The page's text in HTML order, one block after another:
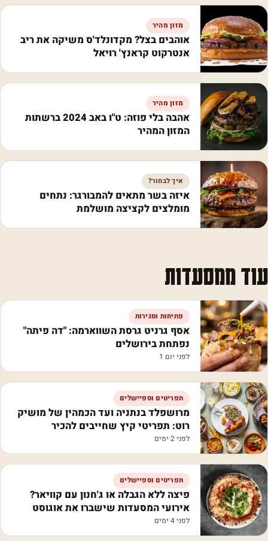
מזון מהיר
אוהבים בצל? מקדונלד'ס משיקה את ריב
אנטרקוט קראנץ' רויאל
מזון מהיר
אהבה בלי פוזה: ט"ו באב 2024 ברשתות
המזון המהיר
איך לבחור?
איזה בשר מתאים להמבורגר: נתחים
מומלצים לקציצה מושלמת
עוד ממסעדות
פתיחות וסגירות
אסף גרניט גרסת השווארמה: "דה פיתה"
נפתחת בירושלים
לפני יום 1
תפריטים וספיישלים
מרושפלד בנתניה ועד הכמהין של מושיק
רוט: תפריטי קיץ שחייבים להכיר
לפני 2 ימים
תפריטים וספיישלים
פיצה ללא הגבלה או ג'חנון עם קוויאר?
אירועי המסעדות שישברו את אוגוסט
לפני 4 ימים